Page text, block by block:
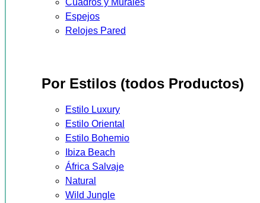
Cuadros y Murales
Espejos
Relojes Pared
Por Estilos (todos Productos)
Estilo Luxury
Estilo Oriental
Estilo Bohemio
Ibiza Beach
África Salvaje
Natural
Wild Jungle